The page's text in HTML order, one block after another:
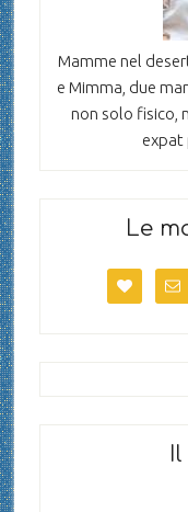
Mamme nel
e Mimma, due
non solo fisico,
expat
Le